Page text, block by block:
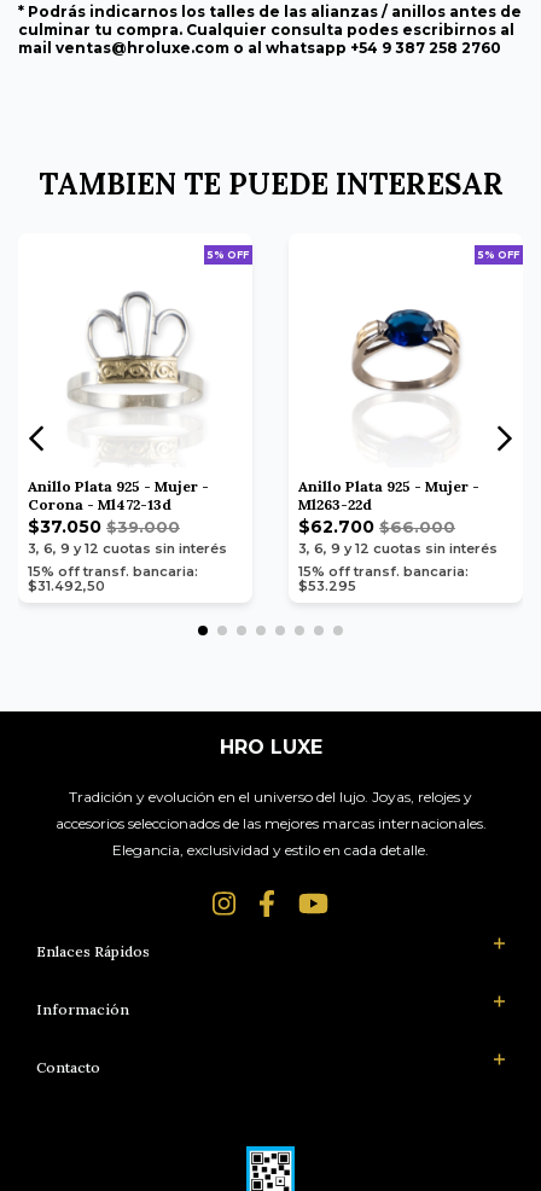
* Podrás indicarnos los talles de las alianzas / anillos antes de
culminar tu compra. Cualquier consulta podes escribirnos al
mail ventas@hroluxe.com o al whatsapp +54 9 387 258 2760
TAMBIEN TE PUEDE INTERESAR
5% OFF
Anillo Plata 925 - Mujer -
Corona - Ml472-13d
$37.050 $39.000
3, 6, 9 y 12 cuotas sin interés
15% off transf. bancaria:
$31.492,50
5% OFF
Anillo Plata 925 - Mujer -
Ml263-22d
$62.700 $66.000
3, 6, 9 y 12 cuotas sin interés
15% off transf. bancaria:
$53.295
HRO LUXE
Tradición y evolución en el universo del lujo. Joyas, relojes y
accesorios seleccionados de las mejores marcas internacionales.
Elegancia, exclusividad y estilo en cada detalle.
Enlaces Rápidos
Información
Contacto